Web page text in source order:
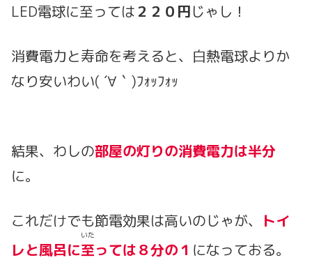
LED電球に至っては ２２０円じゃし！
消費電力と寿命を考えると、白熱電球よりか
なり安いわい( ´∀｀)ﾌｫｯﾌｫｯ
結果、わしの部屋の灯りの消費電力は半分
に。
これだけでも節電効果は高いのじゃが、
トイ
レと風呂に至
いた
っては８分の１ になっておる。